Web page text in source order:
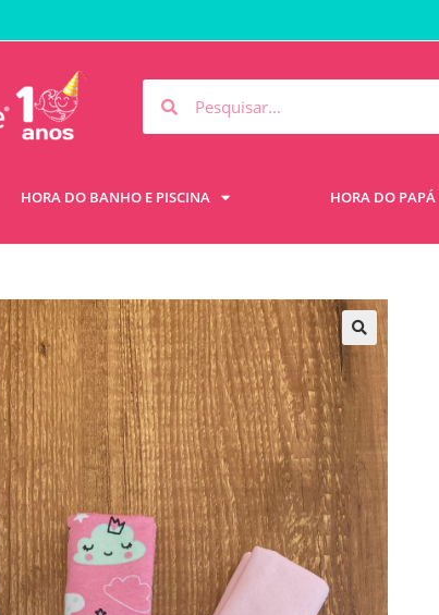
HORA DO BANHO E PISCINA HORA DO PAPÁ